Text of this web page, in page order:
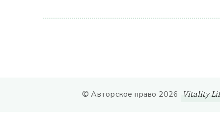
© Авторское право 2026 Vitality